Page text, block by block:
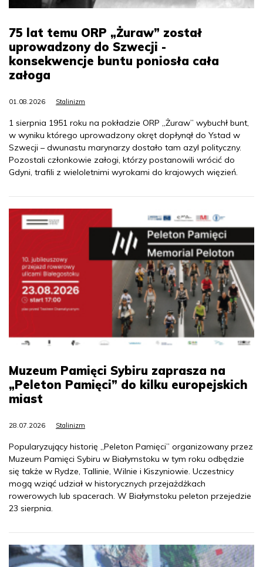
75 lat temu ORP „Żuraw” został
uprowadzony do Szwecji -
konsekwencje buntu poniosła cała
załoga
01.08.2026 Stalinizm
1 sierpnia 1951 roku na pokładzie ORP „Żuraw” wybuchł bunt,
w wyniku którego uprowadzony okręt dopłynął do Ystad w
Szwecji – dwunastu marynarzy dostało tam azyl polityczny.
Pozostali członkowie załogi, którzy postanowili wrócić do
Gdyni, trafili z wieloletnimi wyrokami do krajowych więzień.
Muzeum Pamięci Sybiru zaprasza na
„Peleton Pamięci” do kilku europejskich
miast
28.07.2026 Stalinizm
Popularyzujący historię „Peleton Pamięci” organizowany przez
Muzeum Pamięci Sybiru w Białymstoku w tym roku odbędzie
się także w Rydze, Tallinie, Wilnie i Kiszyniowie. Uczestnicy
mogą wziąć udział w historycznych przejażdżkach
rowerowych lub spacerach. W Białymstoku peleton przejedzie
23 sierpnia.